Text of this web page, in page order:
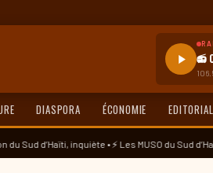
📻
DIASPORA ÉCONOMIE EDITORIAL
inquiète • ⚡ Les MUSO du Sud d’Haïti